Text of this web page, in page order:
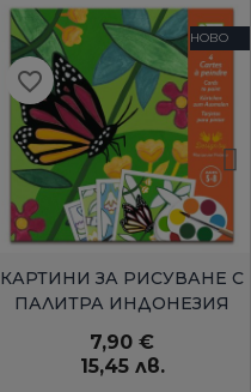
БЪРЗ ПРЕГЛЕД
НОВО
КАРТИНИ ЗА РИСУВАНЕ С
ПАЛИТРА ИНДОНЕЗИЯ
7,90 €
15,45 лв.
favorite_border